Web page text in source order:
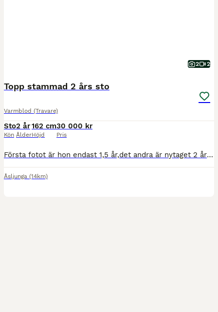
2 2
Topp stammad 2 års sto
Varmblod (Travare)
Sto
Kön
2 år
Ålder
162 cm
Höjd
30 000 kr
Pris
Första fotot är hon endast 1,5 år,det andra är nytaget 2 år och samma färg som hennes pappa. Har en mycket fin 2 årings sto med högt avelsvärde som tränas i Danmark. Tränaren mycket nöjd och rör si
Åsljunga (14km)